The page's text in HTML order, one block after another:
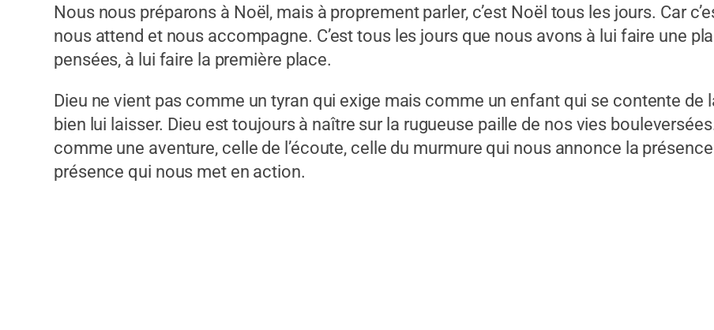
Nous nous préparons à Noël, mais à proprement parler, c’est Noël tous les jours. Car
nous attend et nous accompagne. C’est tous les jours que nous avons à lui faire une
pensées, à lui faire la première place.
Dieu ne vient pas comme un tyran qui exige mais comme un enfant qui se contente de
bien lui laisser. Dieu est toujours à naître sur la rugueuse paille de nos vies
comme une aventure, celle de l’écoute, celle du murmure qui nous annonce la
présence qui nous met en action.